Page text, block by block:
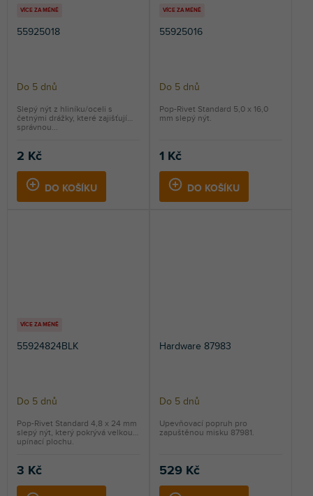
VÍCE ZA MÉNĚ
55925018
Do 5 dnů
2 Kč
DO KOŠÍKU
Slepý nýt z hliníku/oceli s
četnými drážky, které zajišťují
správnou...
VÍCE ZA MÉNĚ
55925016
Do 5 dnů
1 Kč
DO KOŠÍKU
Pop-Rivet Standard 5,0 x 16,0
mm slepý nýt.
VÍCE ZA MÉNĚ
55924824BLK
Do 5 dnů
3 Kč
Pop-Rivet Standard 4,8 x 24 mm
slepý nýt, který pokrývá velkou
upínací plochu.
Hardware 87983
Do 5 dnů
529 Kč
Upevňovací popruh pro
zapuštěnou misku 87981.